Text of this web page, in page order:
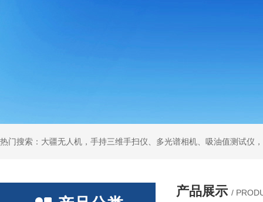
热门搜索：大疆无人机，手持三维手扫仪、多光谱相机、吸油值测试仪
产品展示 /